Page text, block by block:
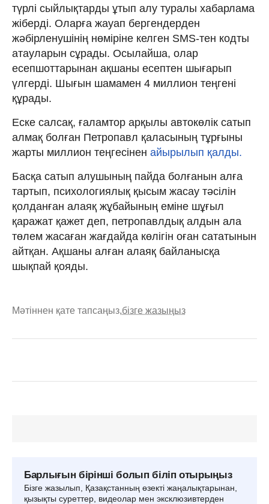
түрлі сыйлықтарды ұтып алу туралы хабарлама
жіберді. Оларға жауап бергендерден
жәбірленушінің нөміріне келген SMS-тен кодты
атауларын сұрады. Осылайша, олар
есепшоттарынан ақшаны есептен шығарып
үлгерді. Шығын шамамен 4 миллион теңгені
құрады.
Еске салсақ, ғаламтор арқылы автокөлік сатып
алмақ болған Петропавл қаласының тұрғыны
жарты миллион теңгесінен айырылып қалды.
Басқа сатып алушының пайда болғанын алға
тартып, психологиялық қысым жасау тәсілін
қолданған алаяқ жұбайының еміне шұғыл
қаражат қажет деп, петропавлдық алдын ала
төлем жасаған жағдайда көлігін оған сататынын
айтқан. Ақшаны алған алаяқ байланысқа
шықпай қояды.
Мәтіннен қате тапсаңыз,бізге жазыңыз
Барлығын бірінші болып біліп отырыңыз
Бізге жазылып, Қазақстанның өзекті жаңалықтарынан,
қызықты суреттер, видеолар мен эксклюзивтерден